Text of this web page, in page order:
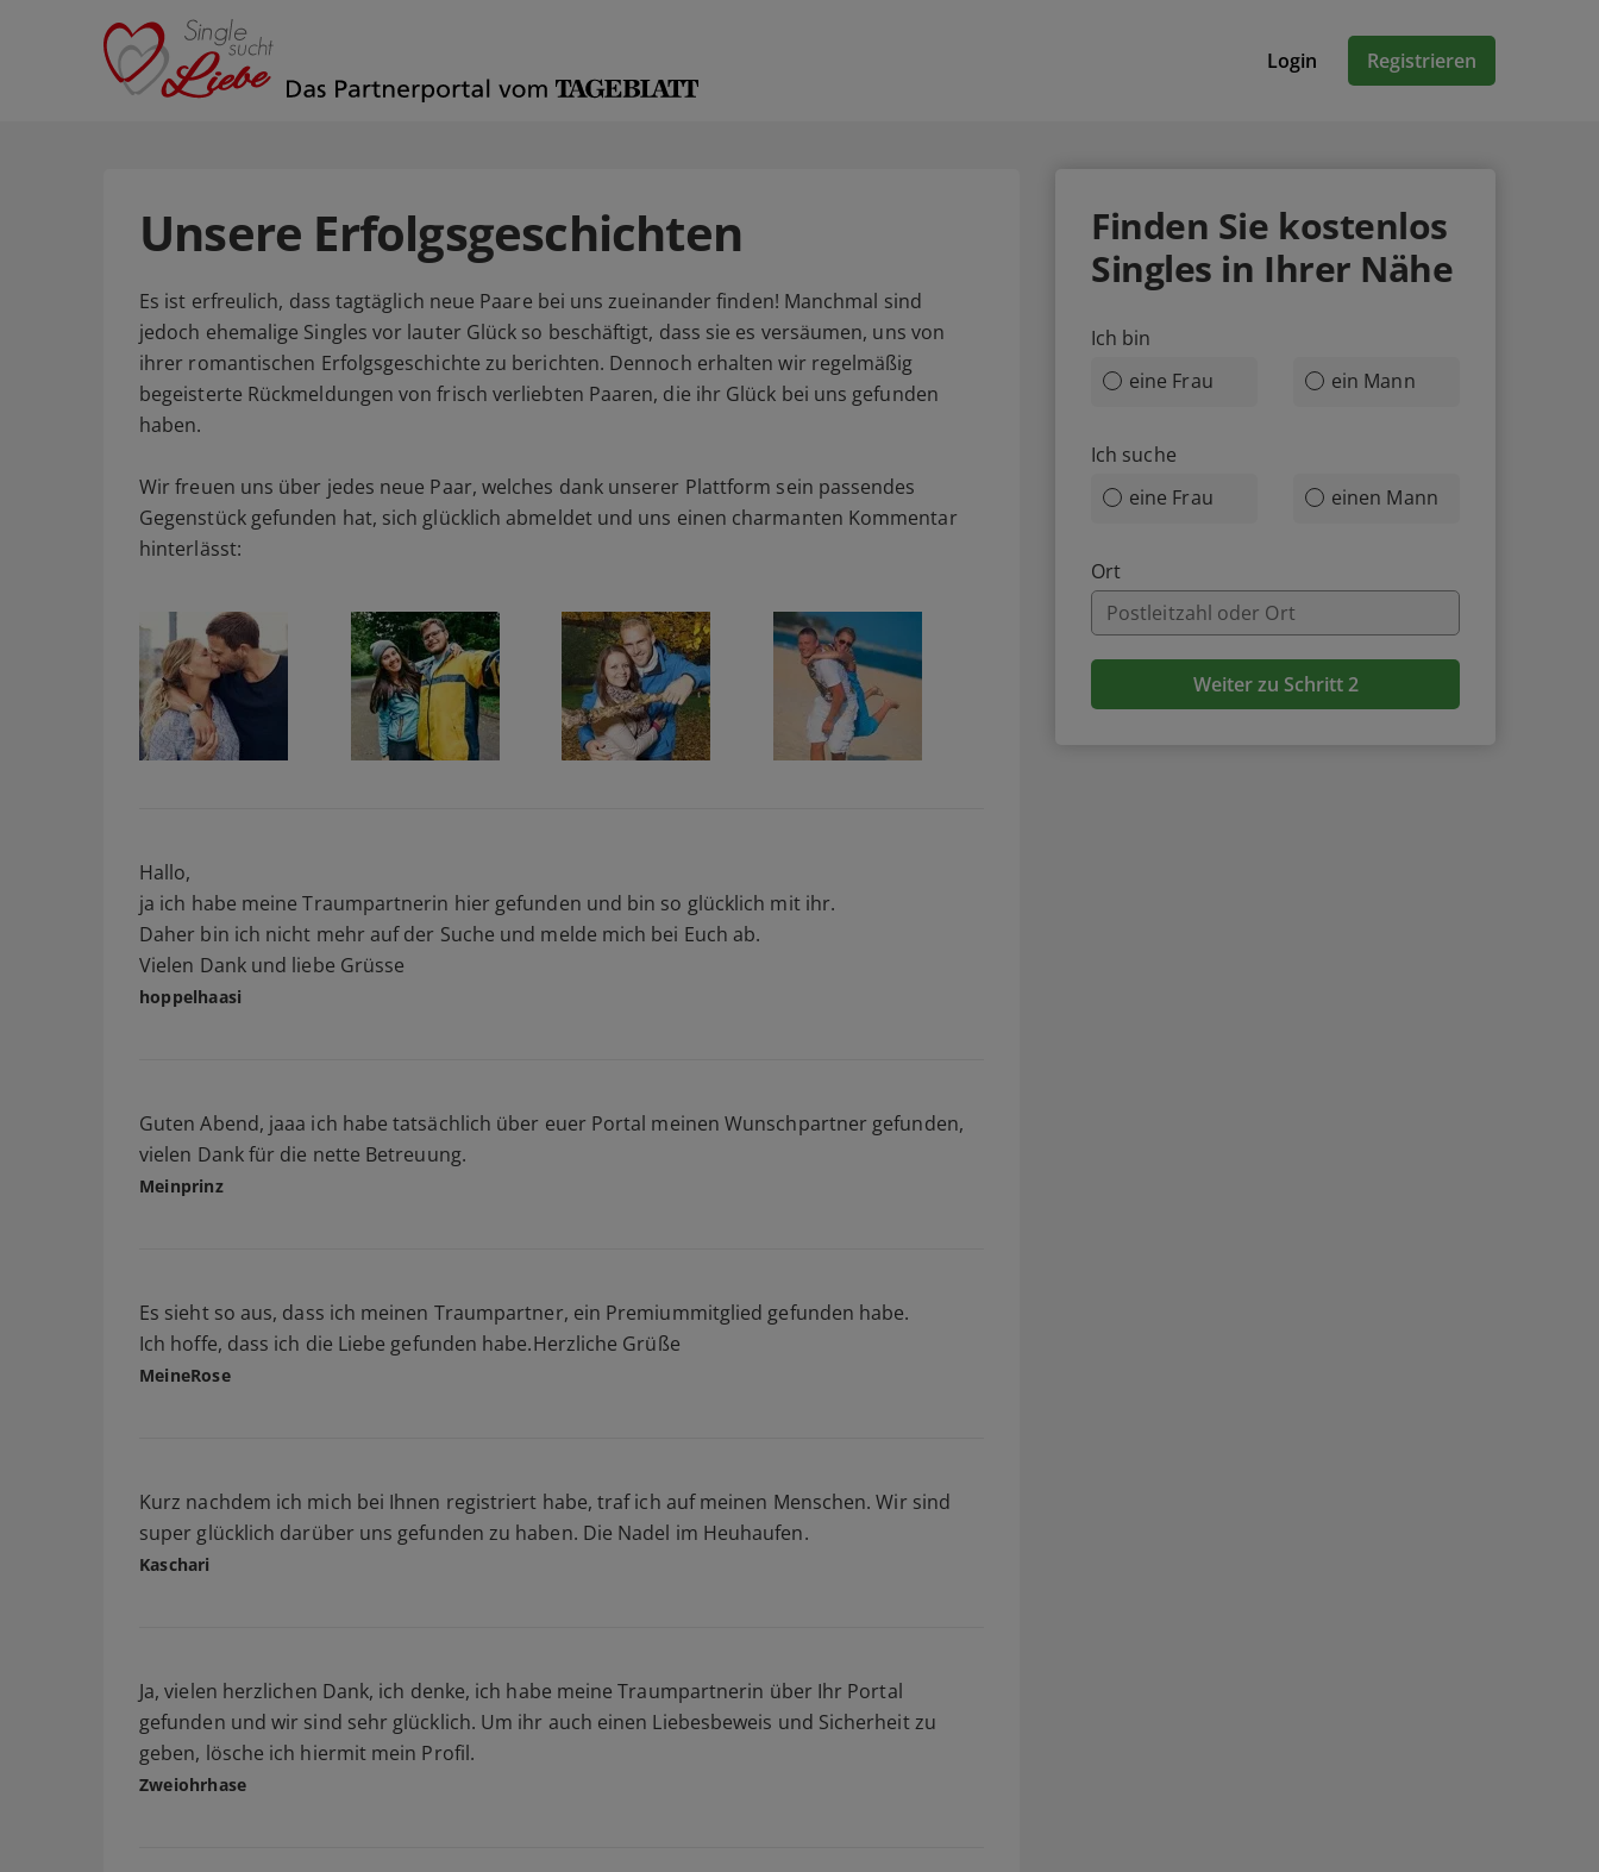
Login Registrieren
Unsere Erfolgsgeschichten
Es ist erfreulich, dass tagtäglich neue Paare bei uns zueinander finden! Manchmal sind
jedoch ehemalige Singles vor lauter Glück so beschäftigt, dass sie es versäumen, uns von
ihrer romantischen Erfolgsgeschichte zu berichten. Dennoch erhalten wir regelmäßig
begeisterte Rückmeldungen von frisch verliebten Paaren, die ihr Glück bei uns gefunden
haben.
Wir freuen uns über jedes neue Paar, welches dank unserer Plattform sein passendes
Gegenstück gefunden hat, sich glücklich abmeldet und uns einen charmanten Kommentar
hinterlässt:
Hallo,
ja ich habe meine Traumpartnerin hier gefunden und bin so glücklich mit ihr.
Daher bin ich nicht mehr auf der Suche und melde mich bei Euch ab.
Vielen Dank und liebe Grüsse
hoppelhaasi
Guten Abend, jaaa ich habe tatsächlich über euer Portal meinen Wunschpartner gefunden,
vielen Dank für die nette Betreuung.
Meinprinz
Es sieht so aus, dass ich meinen Traumpartner, ein Premiummitglied gefunden habe.
Ich hoffe, dass ich die Liebe gefunden habe.Herzliche Grüße
MeineRose
Kurz nachdem ich mich bei Ihnen registriert habe, traf ich auf meinen Menschen. Wir sind
super glücklich darüber uns gefunden zu haben. Die Nadel im Heuhaufen.
Kaschari
Ja, vielen herzlichen Dank, ich denke, ich habe meine Traumpartnerin über Ihr Portal
gefunden und wir sind sehr glücklich. Um ihr auch einen Liebesbeweis und Sicherheit zu
geben, lösche ich hiermit mein Profil.
Zweiohrhase
Finden Sie kostenlos
Singles in Ihrer Nähe
Ich bin
eine Frau
ein Mann
Ich suche
eine Frau
einen Mann
Ort
Weiter zu Schritt 2